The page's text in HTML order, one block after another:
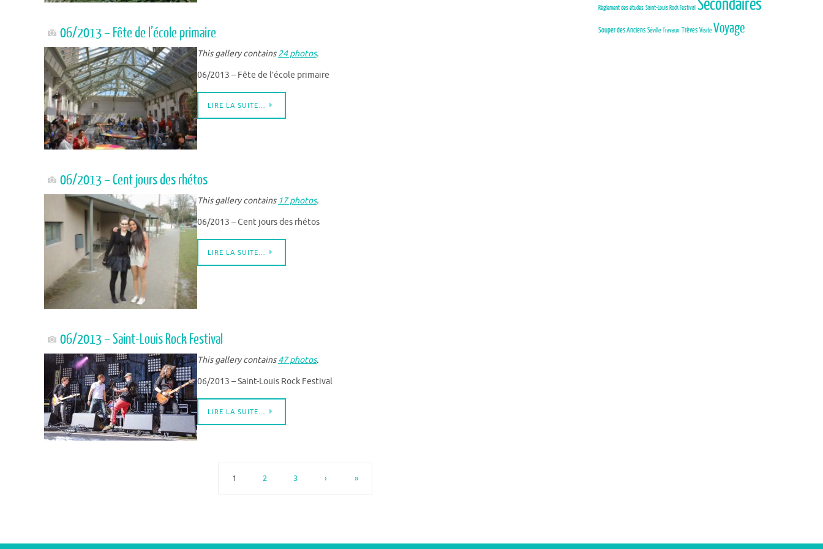
06/2013 – Fête de l’école primaire
This gallery contains24 photos.
06/2013 – Fête de l’école primaire
LIRE LA SUITE…
06/2013 – Cent jours des rhétos
This gallery contains 17 photos.
06/2013 – Cent jours des rhétos
LIRE LA SUITE…
06/2013 – Saint-Louis Rock Festival
This gallery contains47 photos.
06/2013 – Saint-Louis Rock Festival
LIRE LA SUITE…
1 2 3 › »
Règlement des études Saint-Louis Rock Festival Secondaires
Souper des Anciens Séville Travaux Trèves Visite Voyage